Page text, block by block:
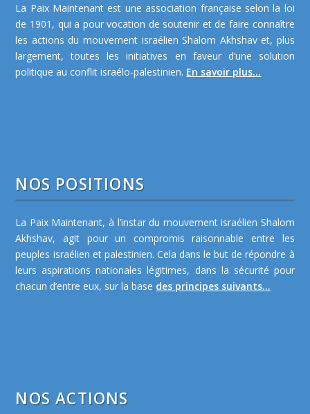
La Paix Maintenant est une association française selon la loi
de 1901, qui a pour vocation de soutenir et de faire connaître
les actions du mouvement israélien Shalom Akhshav et, plus
largement, toutes les initiatives en faveur d’une solution
politique au conflit israélo-palestinien. En savoir plus...
NOS POSITIONS
La Paix Maintenant, à l’instar du mouvement israélien Shalom
Akhshav, agit pour un compromis raisonnable entre les
peuples israélien et palestinien. Cela dans le but de répondre à
leurs aspirations nationales légitimes, dans la sécurité pour
chacun d’entre eux, sur la base des principes suivants...
NOS ACTIONS